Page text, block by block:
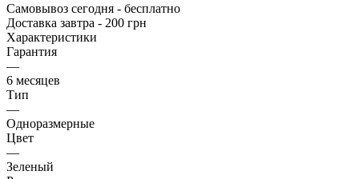
Самовывоз сегодня - бесплатно
Доставка завтра - 200 грн
Характеристики
Гарантия
—
6 месяцев
Тип
—
Одноразмерные
Цвет
—
Зеленый